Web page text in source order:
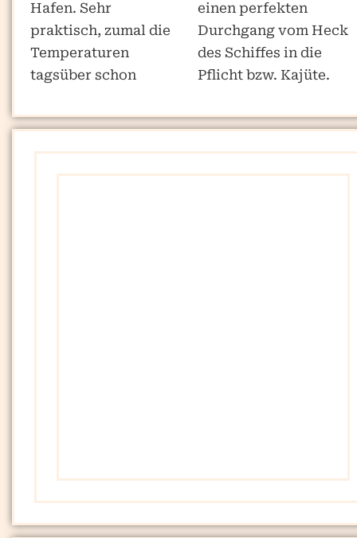
Hafen. Sehr
praktisch, zumal die
Temperaturen
tagsüber schon
einen perfekten
Durchgang vom Heck
des Schiffes in die
Pflicht bzw. Kajüte.